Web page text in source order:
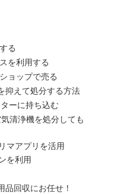
る
を利用する
ョップで売る
抑えて処分する方法
ーに持ち込む
清浄機を処分しても
マアプリを活用
を利用
品回収にお任せ！